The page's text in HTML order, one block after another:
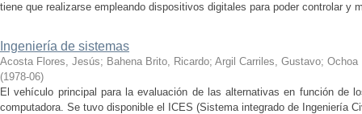
tiene que realizarse empleando dispositivos digitales para poder controlar y
Ingeniería de sistemas
Acosta Flores, Jesús; Bahena Brito, Ricardo; Argil Carriles, Gustavo; Ochoa
(1978-06)
El vehículo principal para la evaluación de las alternativas en función de
computadora. Se tuvo disponible el ICES (Sistema integrado de Ingeniería